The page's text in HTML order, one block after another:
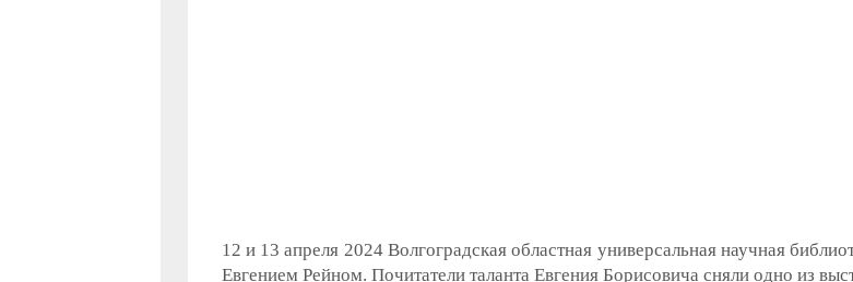
12 и 13 апреля 2024 Волгоградская областная универсальная научная
Евгением Рейном. Почитатели таланта Евгения Борисовича сняли одно из